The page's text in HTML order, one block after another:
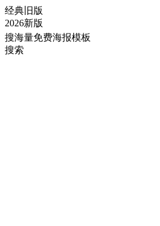
经典旧版
2026新版
搜海量免费海报模板
搜索